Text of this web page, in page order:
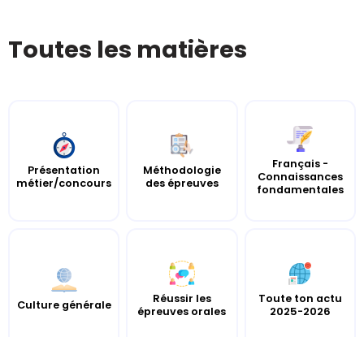
Toutes les matières
Présentation
métier/concours
Méthodologie
des épreuves
Français -
Connaissances
fondamentales
Culture générale
Réussir les
épreuves orales
Toute ton actu
2025-2026